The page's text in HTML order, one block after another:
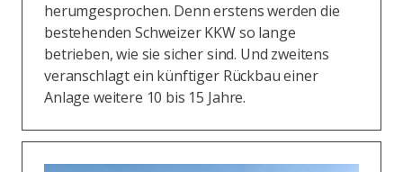
herumgesprochen. Denn erstens werden die
bestehenden Schweizer KKW so lange
betrieben, wie sie sicher sind. Und zweitens
veranschlagt ein künftiger Rückbau einer
Anlage weitere 10 bis 15 Jahre.